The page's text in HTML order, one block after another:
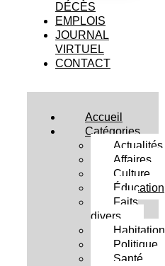
DÉCÈS
EMPLOIS
JOURNAL
VIRTUEL
CONTACT
Accueil
Catégories
Actualités
Affaires
Culture
Éducation
Faits
divers
Habitation
Politique
Santé